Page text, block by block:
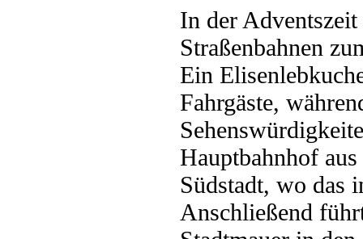
In der
Straßenbahnen
Ein
Fahrgäste,
Hauptbahnhof
Südstadt, wo das
Anschließend